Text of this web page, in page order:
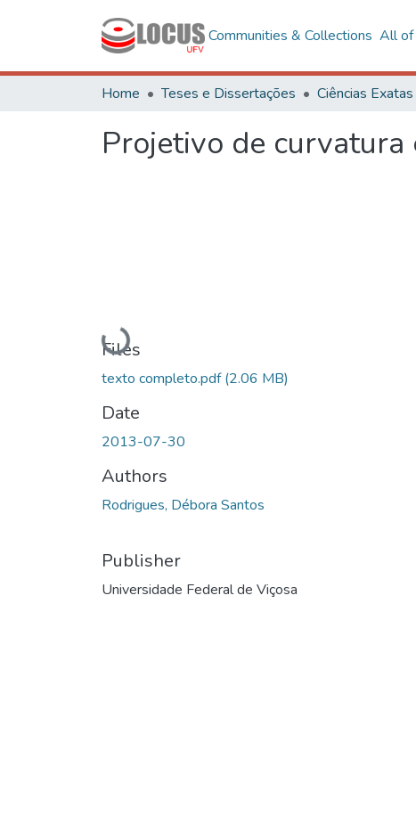
Communities & Collections All of
Home Teses e Dissertações
Projetivo de
Loading...
Files
texto completo.pdf(2.06 MB)
Date
2013-07-30
Authors
Rodrigues, Débora Santos
Publisher
Universidade Federal de Viçosa